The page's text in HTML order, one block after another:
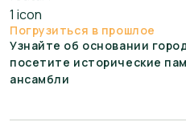
Погрузиться в прошлое
Узнайте об основании
посетите исторические
ансамбли